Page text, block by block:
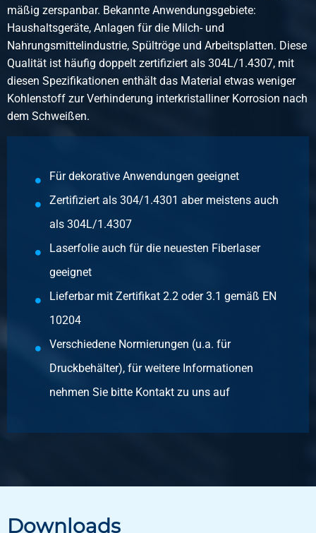
Artikelnummer
2500-0426-3151
Beschreibung
Kgw Blech 1.4301/1.4307 Verf BA 3000x1500x1 Folie eins
100 Mu
Stück pro KG
36,00
Wählen Sie
Artikelnummer
2500-0426-2512512
Kgw Blech 1.4301/1.4307 Verf BA 2500x1250x1,20 Folie
eins 100 Mu
Stück pro KG
Bruttopreis
Artikelnummer
Bruttopreis
mäßig zerspanbar. Bekannte Anwendungsgebiete:
Haushaltsgeräte, Anlagen für die Milch- und
Nahrungsmittelindustrie, Spültröge und Arbeitsplatten. Diese
Qualität ist häufig doppelt zertifiziert als 304L/1.4307, mit
diesen Spezifikationen enthält das Material etwas weniger
Kohlenstoff zur Verhinderung interkristalliner Korrosion nach
dem Schweißen.
Für dekorative Anwendungen geeignet
Zertifiziert als 304/1.4301 aber meistens auch
als 304L/1.4307
Laserfolie auch für die neuesten Fiberlaser
geeignet
Lieferbar mit Zertifikat 2.2 oder 3.1 gemäß EN
10204
Verschiedene Normierungen (u.a. für
Druckbehälter), für weitere Informationen
nehmen Sie bitte Kontakt zu uns auf
Downloads